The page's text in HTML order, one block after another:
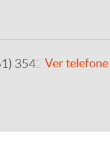
3542-1877
Ver telefone